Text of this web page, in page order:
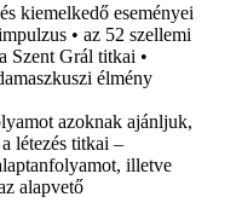
kiemelkedő eseményei
• az 52 szellemi
Szent Grál titkai •
élmény
azoknak ajánljuk,
létezés titkai –
illetve
alapvető